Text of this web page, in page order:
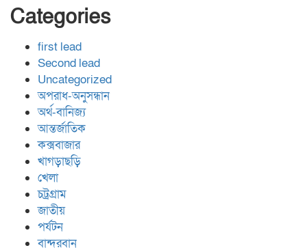
Categories
first lead
Second lead
Uncategorized
অপরাধ-অনুসন্ধান
অর্থ-বানিজ্য
আন্তর্জাতিক
কক্সবাজার
খাগড়াছড়ি
খেলা
চট্রগ্রাম
জাতীয়
পর্যটন
বান্দরবান